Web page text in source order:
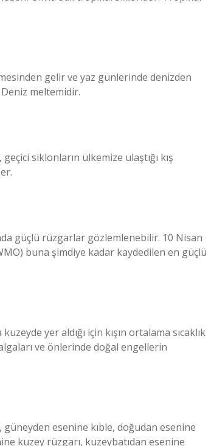
gelir ve yaz günlerinde denizden
meltemidir.
siklonların ülkemize ulaştığı kış
güçlü rüzgarlar gözlemlenebilir. 10 Nisan
buna şimdiye kadar kaydedilen en güçlü
yer aldığı için kışın ortalama sıcaklık
ve önlerinde doğal engellerin
esenine kıble, doğudan esenine
kuzey rüzgarı, kuzeybatıdan esenine